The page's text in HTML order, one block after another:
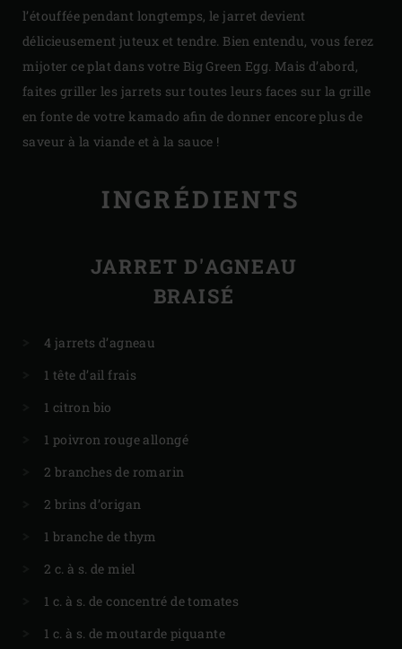
l’étouffée pendant longtemps, le jarret devient
délicieusement juteux et tendre. Bien entendu, vous ferez
mijoter ce plat dans votre Big Green Egg. Mais d’abord,
faites griller les jarrets sur toutes leurs faces sur la grille
en fonte de votre kamado afin de donner encore plus de
saveur à la viande et à la sauce !
INGRÉDIENTS
JARRET D'AGNEAU
BRAISÉ
4 jarrets d’agneau
1 tête d’ail frais
1 citron bio
1 poivron rouge allongé
2 branches de romarin
2 brins d’origan
1 branche de thym
2 c. à s. de miel
1 c. à s. de concentré de tomates
1 c. à s. de moutarde piquante